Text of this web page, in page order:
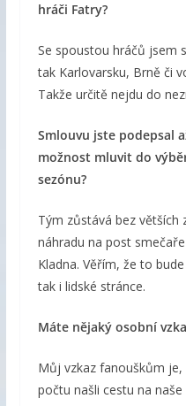
hráči Fatry?
Se spoustou hráčů jsem
tak Karlovarsku, Brně či
Takže určitě nejdu do
Smlouvu jste podepsal
možnost mluvit do
sezónu?
Tým zůstává bez větších
náhradu na post
Kladna. Věřím, že to
tak i lidské stránce.
Máte nějaký osobní
Můj vzkaz fanouškům
počtu našli cestu na